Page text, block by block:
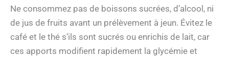
Ne consommez pas de boissons sucrées, d’alcool, ni
de jus de fruits avant un prélèvement à jeun. Évitez le
café et le thé s’ils sont sucrés ou enrichis de lait, car
ces apports modifient rapidement la glycémie et